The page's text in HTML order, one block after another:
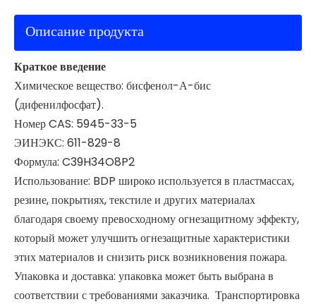
Описание продукта
Краткое введение
Химическое вещество: бисфенол-А-бис
(дифенилфосфат).
Номер CAS: 5945-33-5
ЭИНЭКС: 611-829-8
Формула: C39H34O8P2
Использование: BDP широко используется в пластмассах,
резине, покрытиях, текстиле и других материалах
благодаря своему превосходному огнезащитному эффекту,
который может улучшить огнезащитные характеристики
этих материалов и снизить риск возникновения пожара.
Упаковка и доставка: упаковка может быть выбрана в
соответствии с требованиями заказчика. Транспортировка